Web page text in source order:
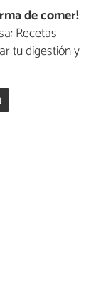
de comer!
Recetas
tu digestión y